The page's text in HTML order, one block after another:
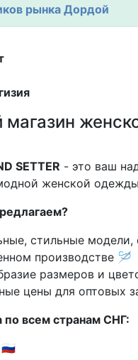
рынка Дордой
магазин
SETTER - это ваш
женской
стильные модели,
производстве 🪡
размеров и
цены для оптовых
по всем странам СНГ: